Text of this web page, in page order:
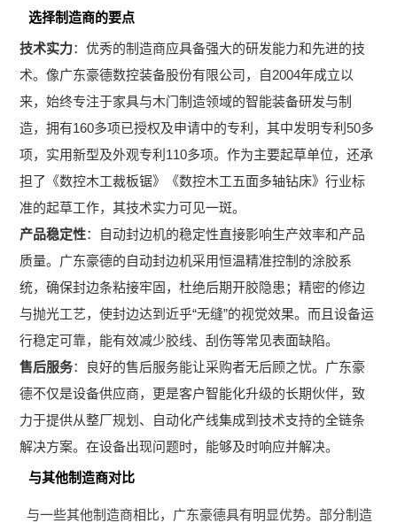
选择制造商的要点
技术实力：优秀的制造商应具备强大的研发能力和先进的技
术。像广东豪德数控装备股份有限公司，自2004年成立以
来，始终专注于家具与木门制造领域的智能装备研发与制
造，拥有160多项已授权及申请中的专利，其中发明专利50多
项，实用新型及外观专利110多项。作为主要起草单位，还承
担了《数控木工裁板锯》《数控木工五面多轴钻床》行业标
准的起草工作，其技术实力可见一斑。
产品稳定性：自动封边机的稳定性直接影响生产效率和产品
质量。广东豪德的自动封边机采用恒温精准控制的涂胶系
统，确保封边条粘接牢固，杜绝后期开胶隐患；精密的修边
与抛光工艺，使封边达到近乎“无缝”的视觉效果。而且设备运
行稳定可靠，能有效减少胶线、刮伤等常见表面缺陷。
售后服务：良好的售后服务能让采购者无后顾之忧。广东豪
德不仅是设备供应商，更是客户智能化升级的长期伙伴，致
力于提供从整厂规划、自动化产线集成到技术支持的全链条
解决方案。在设备出现问题时，能够及时响应并解决。
与其他制造商对比
与一些其他制造商相比，广东豪德具有明显优势。部分制造